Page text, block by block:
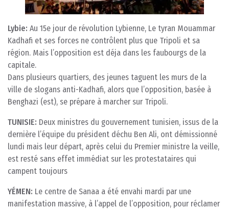
Lybie: Au 15e jour de révolution Lybienne, Le tyran Mouammar
Kadhafi et ses forces ne contrôlent plus que Tripoli et sa
région. Mais l’opposition est déja dans les faubourgs de la
capitale.
Dans plusieurs quartiers, des jeunes taguent les murs de la
ville de slogans anti-Kadhafi, alors que l’opposition, basée à
Benghazi (est), se prépare à marcher sur Tripoli.
TUNISIE: Deux ministres du gouvernement tunisien, issus de la
dernière l’équipe du président déchu Ben Ali, ont démissionné
lundi mais leur départ, après celui du Premier ministre la veille,
est resté sans effet immédiat sur les protestataires qui
campent toujours
YÉMEN: Le centre de Sanaa a été envahi mardi par une
manifestation massive, à l’appel de l’opposition, pour réclamer